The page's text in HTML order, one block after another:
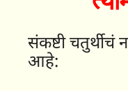
संकष्टी चतुर्थीचं
आहे: